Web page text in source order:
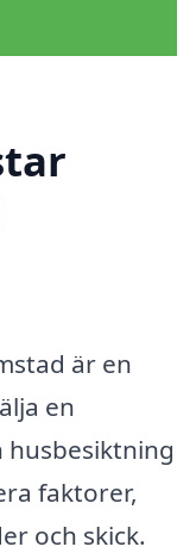
är en
en
faktorer,
och skick.